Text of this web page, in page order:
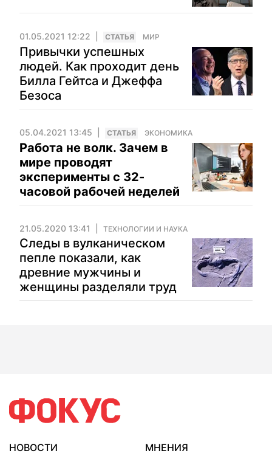
01.05.2021 12:22 CТАТЬЯ МИР
Привычки успешных
людей. Как проходит день
Билла Гейтса и Джеффа
Безоса
05.04.2021 13:45 CТАТЬЯ ЭКОНОМИКА
Работа не волк. Зачем в
мире проводят
эксперименты с 32-
часовой рабочей неделей
21.05.2020 13:41 ТЕХНОЛОГИИ И НАУКА
Следы в вулканическом
пепле показали, как
древние мужчины и
женщины разделяли труд
НОВОСТИ
МНЕНИЯ